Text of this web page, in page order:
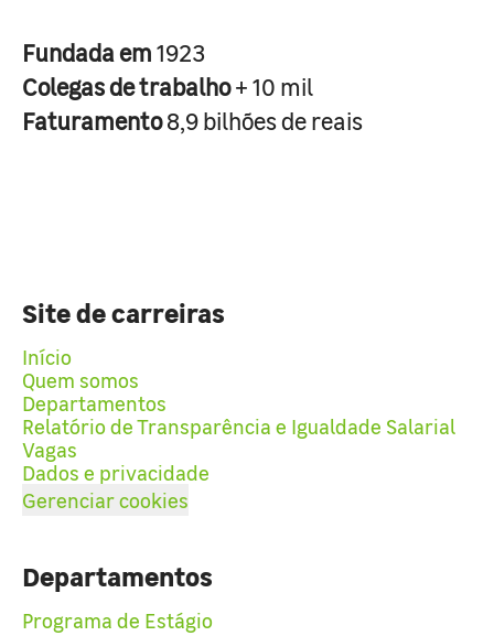
Fundada em1923
Colegas de trabalho+ 10 mil
Faturamento8,9 bilhões de reais
Site de carreiras
Início
Quem somos
Departamentos
Relatório de Transparência e Igualdade Salarial
Vagas
Dados e privacidade
Gerenciar cookies
Departamentos
Programa de Estágio